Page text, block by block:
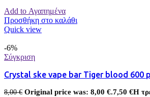
Add to Αγαπημένα
Προσθήκη στο καλάθι
Quick view
-6%
Σύγκριση
Crystal ske vape bar Tiger blood 600
8,00€ Original price was: 8,00 €.7,50 €Η